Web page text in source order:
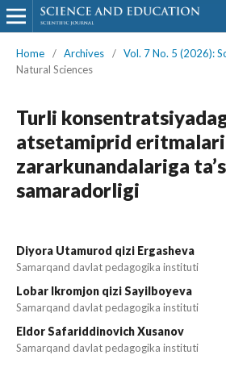
Home / Archives / Vol. 7 No. 5 (2026):
Natural Sciences
Turli
atsetamiprid
zararkunandalariga
samaradorligi
Diyora Utamurod qizi Ergasheva
Samarqand davlat pedagogika instituti
Lobar Ikromjon qizi Sayilboyeva
Samarqand davlat pedagogika instituti
Eldor Safariddinovich Xusanov
Samarqand davlat pedagogika instituti